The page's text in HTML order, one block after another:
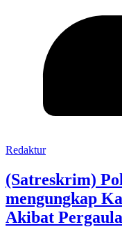
Redaktur
(Satreskrim)
mengungkap
Akibat